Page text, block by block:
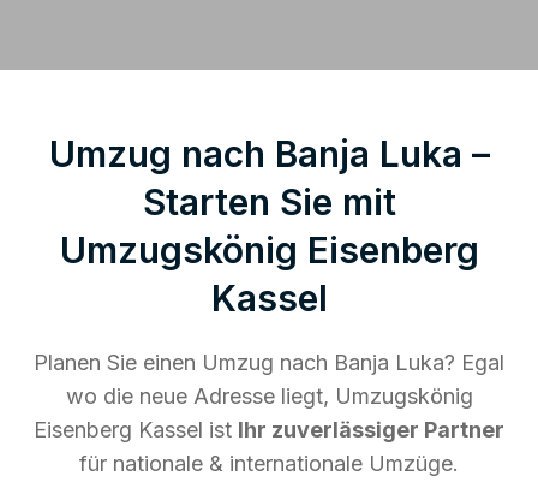
Umzug nach Banja Luka –
Starten Sie mit
Umzugskönig Eisenberg
Kassel
Planen Sie einen Umzug nach Banja Luka? Egal
wo die neue Adresse liegt, Umzugskönig
Eisenberg Kassel ist Ihr zuverlässiger Partner
für nationale & internationale Umzüge.